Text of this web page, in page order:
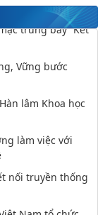
văn hóa
trưng bày “Kết
Vững bước
lâm Khoa học
làm việc với
nối truyền thống